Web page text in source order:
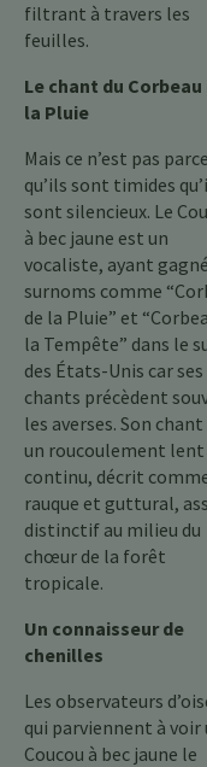
filtrant à travers les
feuilles.
Le chant du Corbeau
la Pluie
Mais ce n’est pas parce
qu’ils sont timides
sont silencieux. Le
à bec jaune est un
vocaliste, ayant
surnoms comme
de la Pluie” et
la Tempête” dans le
des États-Unis car ses
chants précèdent
les averses. Son
un roucoulement
continu, décrit
rauque et guttural,
distinctif au milieu du
chœur de la forêt
tropicale.
Un connaisseur de
chenilles
Les observateurs
qui parviennent à voir
Coucou à bec jaune le